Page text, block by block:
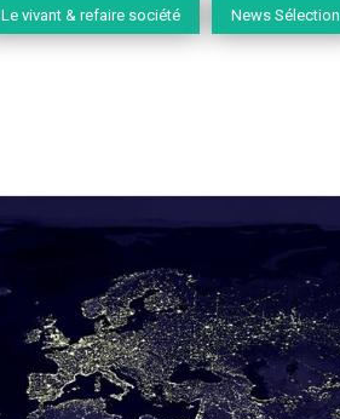
Le vivant & refaire société News Sélection